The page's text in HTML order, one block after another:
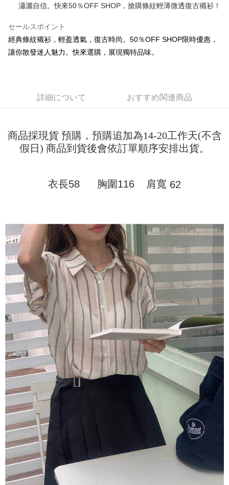
JKOPAY
Easy Wallet
2. 支払い方法で「OP Pay Later」を選択すると、注文が成立した後に自動
的に OP Pay Later の取引プロセスに移行し、携帯番号を確認後、分割払
いの回数や支払い期限を選択し、支払いを確認すると取引が完了します。
4. 注文成立後30分以内に確認取引を行わない場合や審査が通過しない場
合、注文は自動的にキャンセルされます。「転専審査」に未通過の状況が
【支払い方法の説明】
1. 分割払いの金額は電信請求書に統合されず、「OP Pay Later」は毎月の
締め日後に支払いリマインダーのSMSを送信します。
2. SMSのリンクを通じて請求書を開いた後、「コンビニバーコード／台湾
大直営店舗／銀行振込／街口支払い／iPASS MONEY」などのチャネルで
支払いを選択できます。
【注意事項】
1. 本サービスは「台湾大哥大株式会社」（以下「当社」といいます）によ
って提供され、ユーザーが取引時に本サービスを通じて商品やサービスを
購入できるようにし、店舗が売買／分割払い売買の債権を当社に譲渡した
後、契約に基づいて当社の請求書で帳款を支払うことになります。
2. 「OP Pay Later」を利用する契約関係の目的から、店舗はあなたの個人
情報（名前、電話または住所を含む）を台湾大哥大に提供し、収集、処理
および利用するために、当社があなた本人と分割請求書に必要な情報の確
認、照合および修正を行います。
3. 完全なユーザーサービス規約については、以下のリンクを参照してくだ
さい：https://oppay.tw/userRule
一、 AFTEE代金後払いについて
1.お支払い方法でAFTEE代金後払いを選択すると、携帯電話認証ウィンド
はアプリの通知に従って、4大コンビニ、またはATM/オンラインバンキン
グでお支払いください。
代金納付期限は最短で 14 日以内ですので、ご注意ください。AFTEE アプ
リをダウンロードして AFTEE 会員になるとお支払い期限を最長 45 日以内
まで延長できます。
お支払期限は、ショップが請求した期日と、AFTEEで延長できる日数をも
とに計算されます。AFTEEで注文すると、商品を受け取るまで支払い期限
を延長できますが、商品を期限内に受け取れない場合があります（例：予
約商品や商品到着日が比較的遅い商品）。そのため、商品到着の有無に関
わらず、AFTEEで指定された期限内にお支払いください。
二、支払い限度額
1.初回 AFTEEを ご利用の際に、認証結果及び当社の審査の結果に基づ
き、限度額が設定されます。
2.決済金額は最低NT$20です。
3.現在、台湾の会員のみご利用いただけます。
三、利用規約「AFTEE代金後払い」（以下当サービスという）はネットプ
ロテクションズ（以下 AFTEE という）が提供し、AFTEEが代金を徴収し
ます。当サービスご利用の際に提供しなければならない個人情報（注文者
の氏名、電話番号、受取人の氏名、電話番号、受取人住所を含むがこれに
限らない）は、AFTEEに渡され当サービスで必要な範囲内で利用されま
す。AFTEEの個人情報の収集、処理、利用について、詳細はAFTEE公式ホ
ームページの『個人情報の収集、処理及び利用に関する声明』をご参照く
ださい（https://aftee.tw/privacypolicy/
AFTEEの初回ご利用の際に、審査を通過すれば、最高額がNT$10,000にな
ATM払い
全家取貨付款
配送毎にNT$45
7-11取貨付款
配送毎にNT$45、NT$499以上で送料無料
付款 後7-11取貨
配送毎にNT$45、NT$499以上で送料無料
宅配
配送毎にNT$70、NT$499以上で送料無料
瀟灑自信。快來50％OFF SHOP，搶購條紋輕薄微透復古襯衫！
セールスポイント
經典條紋襯衫，輕盈透氣，復古時尚。50％OFF SHOP限時優惠，
讓你散發迷人魅力。快來選購，展現獨特品味。
詳細について おすすめ関連商品
商品採現貨 預購，預購追加為14-20工作天(不含
假日) 商品到貨後會依訂單順序安排出貨。
衣長58 胸圍116 肩寬 62